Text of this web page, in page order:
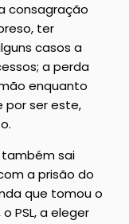
consagração
ter
casos a
a perda
enquanto
por ser este,
também sai
a prisão do
que tomou o
PSL, a eleger